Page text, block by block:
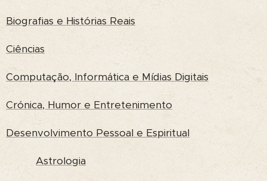
Biografias e Histórias Reais
Ciências
Computação, Informática e Mídias Digitais
Crónica, Humor e Entretenimento
Desenvolvimento Pessoal e Espiritual
Astrologia